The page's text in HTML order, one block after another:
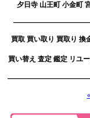
夕日寺 山王町 小金町
買取 買い取り 買取り 換
買い替え 査定 鑑定 リユ